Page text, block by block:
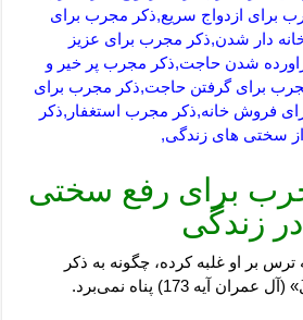
برای ازدواج سریع,ذکر مجرب برای
دار شدن,ذکر مجرب برای عزیز
شدن حاجت,ذکر مجرب پر خیر و
برای گرفتن حاجت,ذکر مجرب برای
فروش خانه,ذکر مجرب استغفار,ذکر
از سختی های زندگی,
برای رفع سختی
زندگی
بر او غلبه کرده، چگونه به ذکر
آیه 173) پناه نمی‌برد.